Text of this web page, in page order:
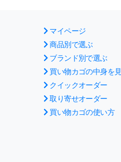
マイページ
商品別で選ぶ
ブランド別で選ぶ
買い物カゴの中身を
クイックオーダー
取り寄せオーダー
買い物カゴの使い方